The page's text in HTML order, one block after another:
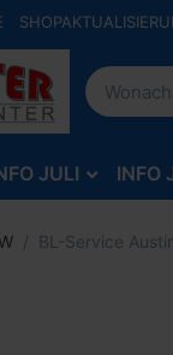
JULI INFO
BL-Service